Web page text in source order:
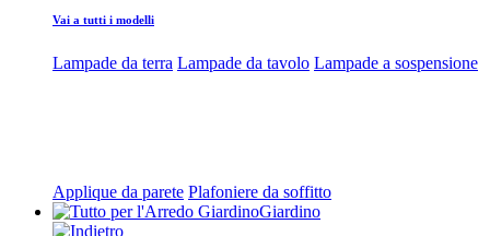
Vai a tutti i modelli
Lampade da terra Lampade da tavolo Lampade a sospensione
Applique da parete Plafoniere da soffitto
Giardino